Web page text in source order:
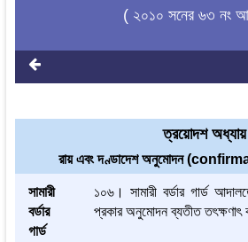
( ২০১০ সনের ৬৩ নং
ত্রয়োদশ অধ্যায়
রায় এবং দণ্ডাদেশ অনুমোদন
সামারী
বর্ডার
গার্ড
১০৬। সামারী বর্ডার গার্ড
প্রকার অনুমোদন ব্যতীত তৎক্ষণাৎ